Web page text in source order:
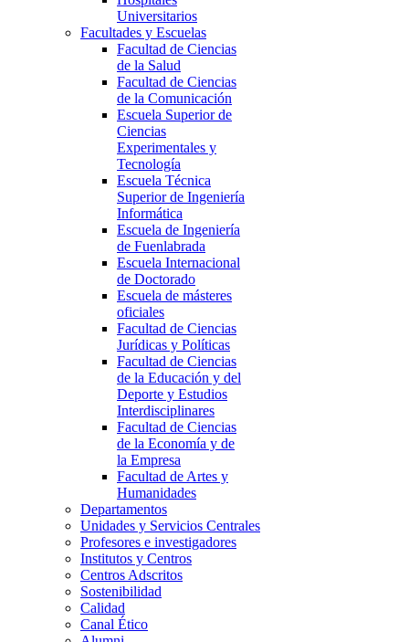
Universitarios
Facultades y Escuelas
Facultad de Ciencias
de la Salud
Facultad de Ciencias
de la Comunicación
Escuela Superior de
Ciencias
Experimentales y
Tecnología
Escuela Técnica
Superior de Ingeniería
Informática
Escuela de Ingeniería
de Fuenlabrada
Escuela Internacional
de Doctorado
Escuela de másteres
oficiales
Facultad de Ciencias
Jurídicas y Políticas
Facultad de Ciencias
de la Educación y del
Deporte y Estudios
Interdisciplinares
Facultad de Ciencias
de la Economía y de
la Empresa
Facultad de Artes y
Humanidades
Departamentos
Unidades y Servicios Centrales
Profesores e investigadores
Institutos y Centros
Centros Adscritos
Sostenibilidad
Calidad
Canal Ético